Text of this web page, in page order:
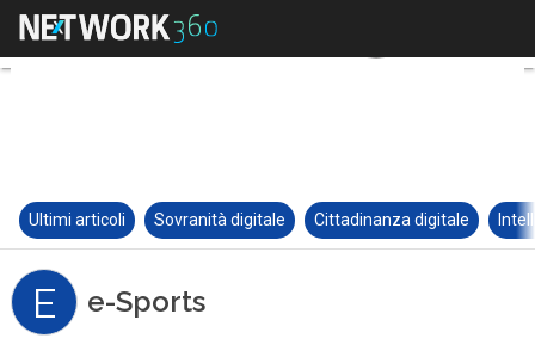
Ultimi articoli Sovranità digitale Cittadinanza digitale
E e-Sports